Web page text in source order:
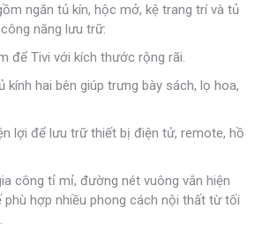
ngăn tủ kín, hộc mở, kệ trang trí và tủ
năng lưu trữ:
để Tivi với kích thước rộng rãi.
kính hai bên giúp trưng bày sách, lọ hoa,
lợi để lưu trữ thiết bị điện tử, remote, hồ
công tỉ mỉ, đường nét vuông vắn hiện
phù hợp nhiều phong cách nội thất từ tối